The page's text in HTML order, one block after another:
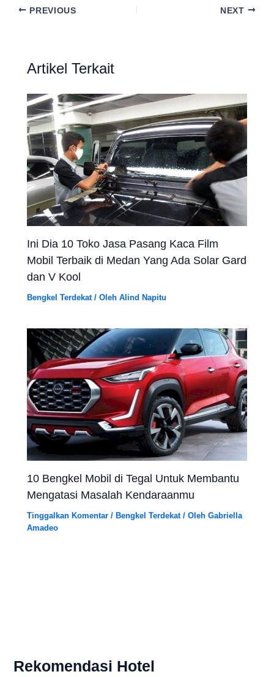
PREVIOUS NEXT
Artikel Terkait
Ini Dia 10 Toko Jasa Pasang Kaca Film
Mobil Terbaik di Medan Yang Ada Solar Gard
dan V Kool
Bengkel Terdekat/ OlehAlind Napitu
10 Bengkel Mobil di Tegal Untuk Membantu
Mengatasi Masalah Kendaraanmu
Tinggalkan Komentar /Bengkel Terdekat/ OlehGabriella
Amadeo
Rekomendasi Hotel